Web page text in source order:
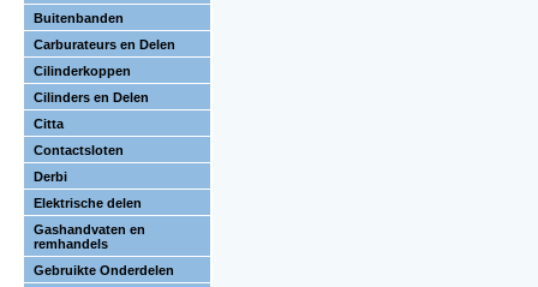
Buitenbanden
Carburateurs en Delen
Cilinderkoppen
Cilinders en Delen
Citta
Contactsloten
Derbi
Elektrische delen
Gashandvaten en
remhandels
Gebruikte Onderdelen